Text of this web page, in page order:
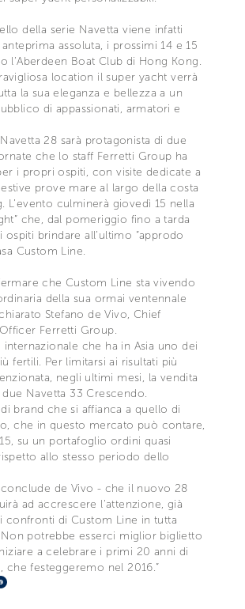
della serie Navetta viene infatti
assoluta, i prossimi 14 e 15
l’Aberdeen Boat Club di Hong Kong.
location il super yacht verrà
la sua eleganza e bellezza a un
di appassionati, armatori e
28 sarà protagonista di due
che lo staff Ferretti Group ha
i propri ospiti, con visite dedicate a
prove mare al largo della costa
L’evento culminerà giovedì 15 nella
che, dal pomeriggio fino a tarda
ospiti brindare all’ultimo “approdo
Custom Line.
che Custom Line sta vivendo
della sua ormai ventennale
Stefano de Vivo, Chief
Ferretti Group.
internazionale che ha in Asia uno dei
fertili. Per limitarsi ai risultati più
negli ultimi mesi, la vendita
due Navetta 33 Crescendo.
brand che si affianca a quello di
che in questo mercato può contare,
su un portafoglio ordini quasi
allo stesso periodo dello
de Vivo - che il nuovo 28
ad accrescere l’attenzione, già
confronti di Custom Line in tutta
Non potrebbe esserci miglior biglietto
a celebrare i primi 20 anni di
che festeggeremo nel 2016.”